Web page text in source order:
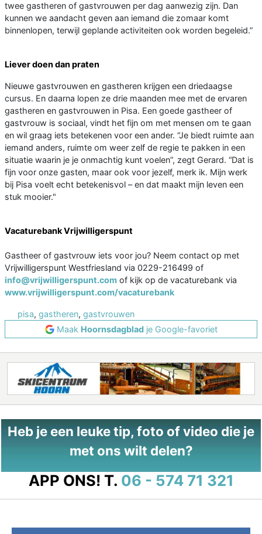
twee gastheren of gastvrouwen per dag aanwezig zijn. Dan
kunnen we aandacht geven aan iemand die zomaar komt
binnenlopen, terwijl geplande activiteiten ook worden begeleid.”
Liever doen dan praten
Nieuwe gastvrouwen en gastheren krijgen een driedaagse
cursus. En daarna lopen ze drie maanden mee met de ervaren
gastheren en gastvrouwen in Pisa. Een goede gastheer of
gastvrouw is sociaal, vindt het fijn om met mensen om te gaan
en wil graag iets betekenen voor een ander. “Je biedt ruimte aan
iemand anders, ruimte om weer zelf de regie te pakken in een
situatie waarin je je onmachtig kunt voelen”, zegt Gerard. “Dat is
fijn voor onze gasten, maar ook voor jezelf, merk ik. Mijn werk
bij Pisa voelt echt betekenisvol – en dat maakt mijn leven een
stuk mooier."
Vacaturebank Vrijwilligerspunt
Gastheer of gastvrouw iets voor jou? Neem contact op met
Vrijwilligerspunt Westfriesland via 0229-216499 of
info@vrijwilligerspunt.com of kijk op de vacaturebank via
www.vrijwilligerspunt.com/vacaturebank
pisa, gastheren, gastvrouwen
Maak Hoornsdagbladje Google-favoriet
Heb je een leuke tip, foto of video die je
met ons wilt delen?
APP ONS! T. 06 - 574 71 321